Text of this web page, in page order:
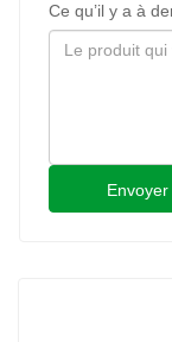
Ce qu’il y a à
Envoyer